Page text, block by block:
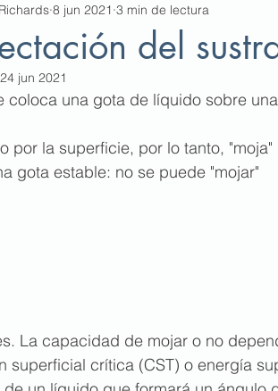
Química y propiedades
e industrial
Agentes dispersantes
del
8 jun 2021 3 min de lectura
24 jun 2021
coloca una gota de líquido sobre
por la superficie, por lo tanto, "moja"
gota estable: no se puede "mojar"
La capacidad de mojar o no
superficial crítica (CST) o energía